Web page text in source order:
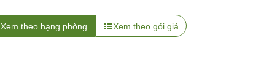
Xem theo hạng phòng Xem theo gói giá